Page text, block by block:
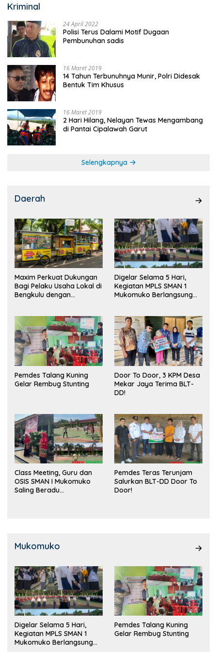
Kriminal
24 April 2022
Polisi Terus Dalami Motif Dugaan
Pembunuhan sadis
16 Maret 2019
14 Tahun Terbunuhnya Munir, Polri Didesak
Bentuk Tim Khusus
16 Maret 2019
2 Hari Hilang, Nelayan Tewas Mengambang
di Pantai Cipalawah Garut
Selengkapnya
Daerah
Maxim Perkuat Dukungan
Bagi Pelaku Usaha Lokal di
Bengkulu dengan
Pasar
Digelar Selama 5 Hari,
Kegiatan MPLS SMAN 1
Mukomuko Berlangsung
Pemdes Talang Kuning
Gelar Rembug Stunting
Door To Door, 3 KPM Desa
Mekar Jaya Terima BLT-
DD!
Class Meeting, Guru dan
OSIS SMAN I Mukomuko
Saling Beradu
Pemdes Teras Terunjam
Salurkan BLT-DD Door To
Door!
Mukomuko
Digelar Selama 5 Hari,
Kegiatan MPLS SMAN 1
Mukomuko Berlangsung
Pemdes Talang Kuning
Gelar Rembug Stunting